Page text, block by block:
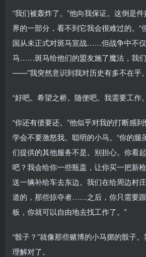
“我们被轰炸了。”他向我保证。这倒是
界的一部分，看不到它我会很难过的。“
国从未正式对斑马宣战……但战争中不
马……斑马给他们的盟友施了魔法，我
——”我突然意识到我对历史有多不在乎。
“好吧。希望之桥。随便吧。我需要工作
“你还有债要还。”他似乎对我的打断感
学会不要激怒我。聪明的小马。“你的腿
们提供的其他服务不是。别担心。你看
吧？我会给你一些瓶盖，让你买一把新
送一辆补给车去东边。我们在给周边村
道的，那些掠夺者……之后，你只需要
板，你就可以自由地去找工作了。”
“骰子？”就像那些赌博的小马掷的骰子
理解对了。